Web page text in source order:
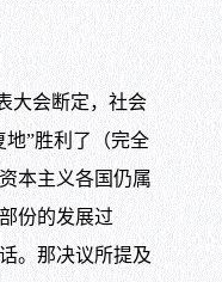
会断定，社会
地”胜利了（完全
本主义各国仍属
份的发展过
。那决议所提及